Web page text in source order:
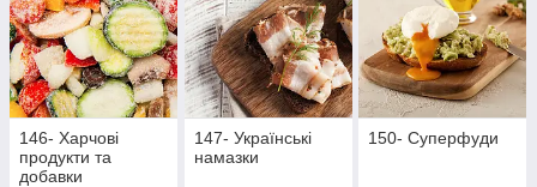
146- Харчові
продукти та
добавки
147- Українські
намазки
150- Суперфуди